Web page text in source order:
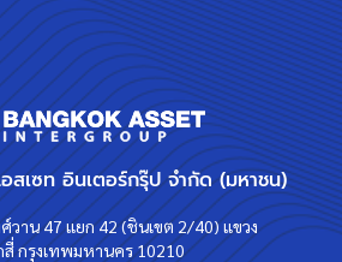
เซท อินเตอร์กรุ๊ป จำกัด (มหาชน)
วาน 47 แยก 42 (ชินเขต 2/40) แขวง
กรุงเทพมหานคร 10210